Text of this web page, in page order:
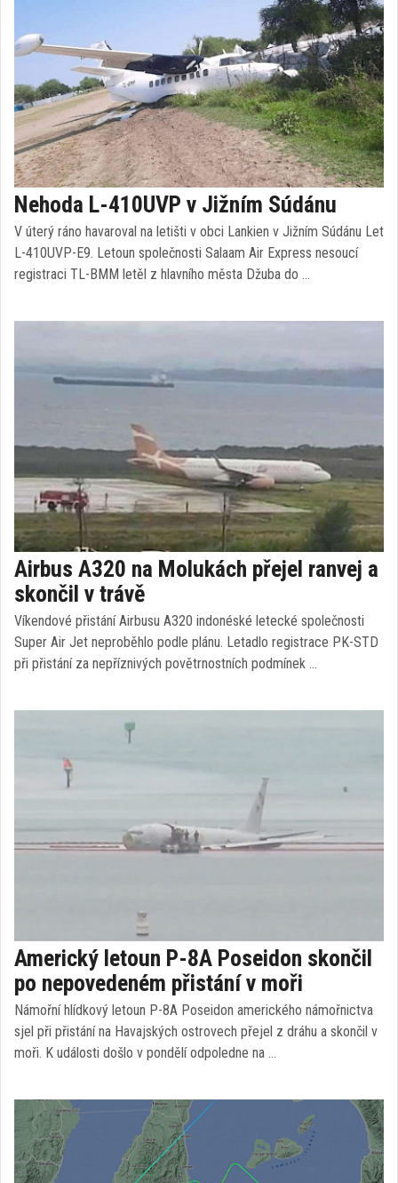
Nehoda L-410UVP v Jižním Súdánu
V úterý ráno havaroval na letišti v obci Lankien v Jižním Súdánu Let
L-410UVP-E9. Letoun společnosti Salaam Air Express nesoucí
registraci TL-BMM letěl z hlavního města Džuba do …
Airbus A320 na Molukách přejel ranvej a
skončil v trávě
Víkendové přistání Airbusu A320 indonéské letecké společnosti
Super Air Jet neproběhlo podle plánu. Letadlo registrace PK-STD
při přistání za nepříznivých povětrnostních podmínek …
Americký letoun P-8A Poseidon skončil
po nepovedeném přistání v moři
Námořní hlídkový letoun P-8A Poseidon amerického námořnictva
sjel při přistání na Havajských ostrovech přejel z dráhu a skončil v
moři. K události došlo v pondělí odpoledne na …